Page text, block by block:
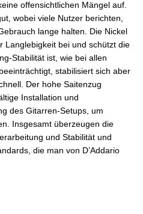
offensichtlichen Mängel auf.
wobei viele Nutzer berichten,
lange halten. Die Nickel
Langlebigkeit bei und schützt die
Stabilität ist, wie bei allen
stabilisiert sich aber
Der hohe Saitenzug
Installation und
des Gitarren-Setups, um
Insgesamt überzeugen die
und Stabilität und
die man von D’Addario